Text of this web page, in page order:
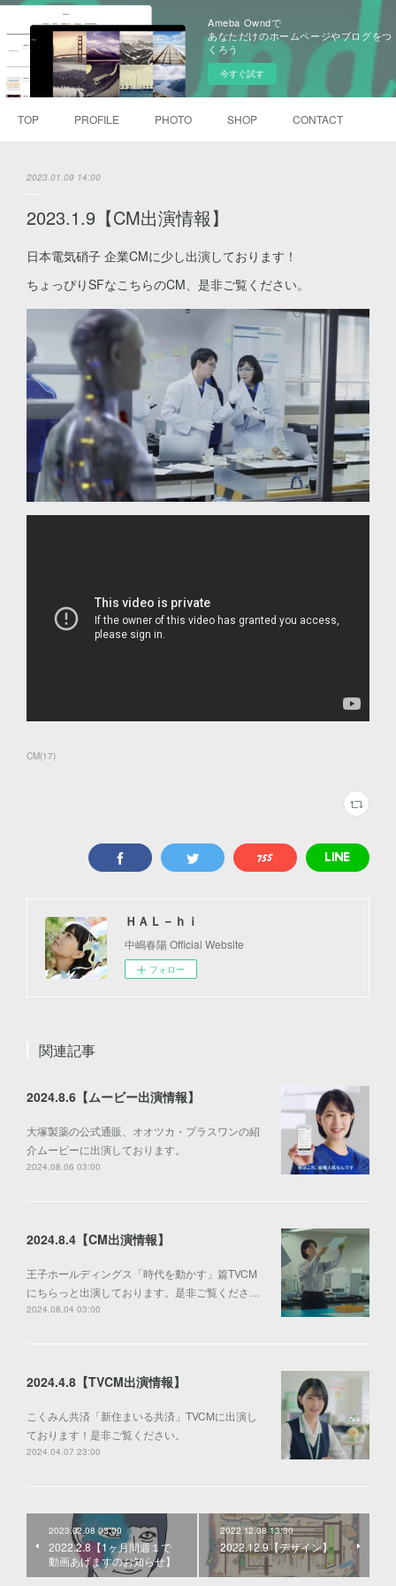
Ameba Owndで
あなただけのホームページやブログをつ
くろう
今すぐ試す
TOP PROFILE PHOTO SHOP CONTACT
2023.01.09 14:00
2023.1.9【CM出演情報】
日本電気硝子 企業CMに少し出演しております！
ちょっぴりSFなこちらのCM、是非ご覧ください。
CM(17)
ＨＡＬ－ｈｉ
中嶋春陽 Official Website
フォロー
関連記事
2024.8.6【ムービー出演情報】
大塚製薬の公式通販、オオツカ・プラスワンの紹
介ムービーに出演しております。
2024.08.06 03:00
2024.8.4【CM出演情報】
王子ホールディングス「時代を動かす」篇TVCM
にちらっと出演しております。是非ご覧くださ…
2024.08.04 03:00
2024.4.8【TVCM出演情報】
こくみん共済「新住まいる共済」TVCMに出演し
ております！是非ご覧ください。
2024.04.07 23:00
2023.02.08 03:00
2022.2.8【1ヶ月間週１で
動画あげますのお知らせ】
2022.12.08 13:30
2022.12.9【デザイン】